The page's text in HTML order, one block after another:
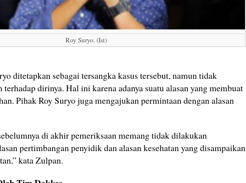
Roy Suryo. (Ist)
ditetapkan sebagai tersangka kasus tersebut, namun tidak
terhadap dirinya. Hal ini karena adanya suatu alasan yang membuat
Pihak Roy Suryo juga mengajukan permintaan dengan alasan
di akhir pemeriksaan memang tidak dilakukan
pertimbangan penyidik dan alasan kesehatan yang disampaikan
kata Zulpan.